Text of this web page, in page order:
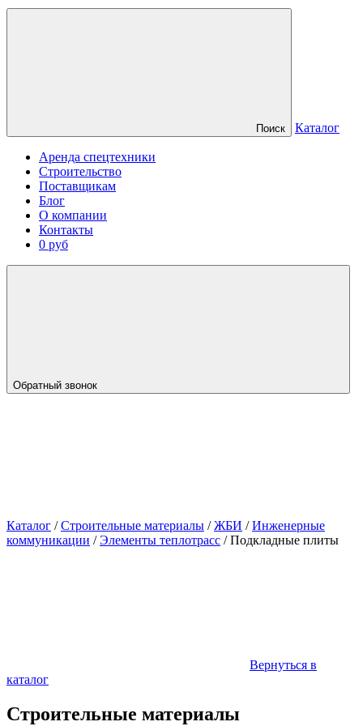
Поиск Каталог
Аренда спецтехники
Строительство
Поставщикам
Блог
О компании
Контакты
0 руб
Обратный звонок
Каталог /Строительные материалы /ЖБИ /Инженерные
коммуникации /Элементы теплотрасс /Подкладные плиты
Вернуться в
каталог
Строительные материалы